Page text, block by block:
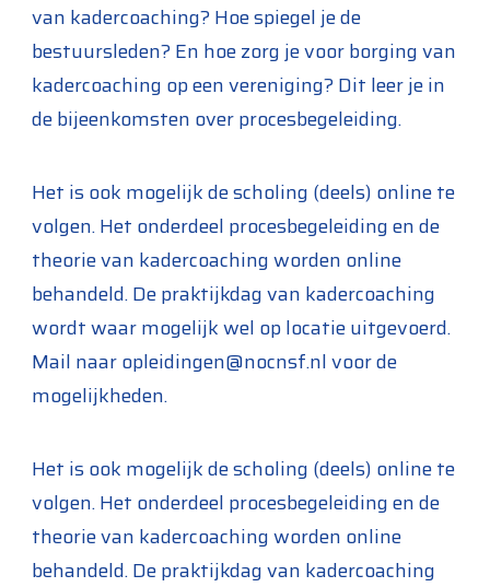
van kadercoaching? Hoe spiegel je de
bestuursleden? En hoe zorg je voor borging van
kadercoaching op een vereniging? Dit leer je in
de bijeenkomsten over procesbegeleiding.
Het is ook mogelijk de scholing (deels) online te
volgen. Het onderdeel procesbegeleiding en de
theorie van kadercoaching worden online
behandeld. De praktijkdag van kadercoaching
wordt waar mogelijk wel op locatie uitgevoerd.
Mail naar opleidingen@nocnsf.nl voor de
mogelijkheden.
Het is ook mogelijk de scholing (deels) online te
volgen. Het onderdeel procesbegeleiding en de
theorie van kadercoaching worden online
behandeld. De praktijkdag van kadercoaching